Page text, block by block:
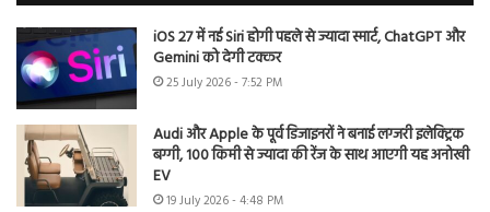
iOS 27 में नई Siri होगी पहले से ज्यादा स्मार्ट, ChatGPT और
Gemini को देगी टक्कर
25 July 2026 - 7:52 PM
Audi और Apple के पूर्व डिजाइनरों ने बनाई लग्जरी इलेक्ट्रिक
बग्गी, 100 किमी से ज्यादा की रेंज के साथ आएगी यह अनोखी
EV
19 July 2026 - 4:48 PM